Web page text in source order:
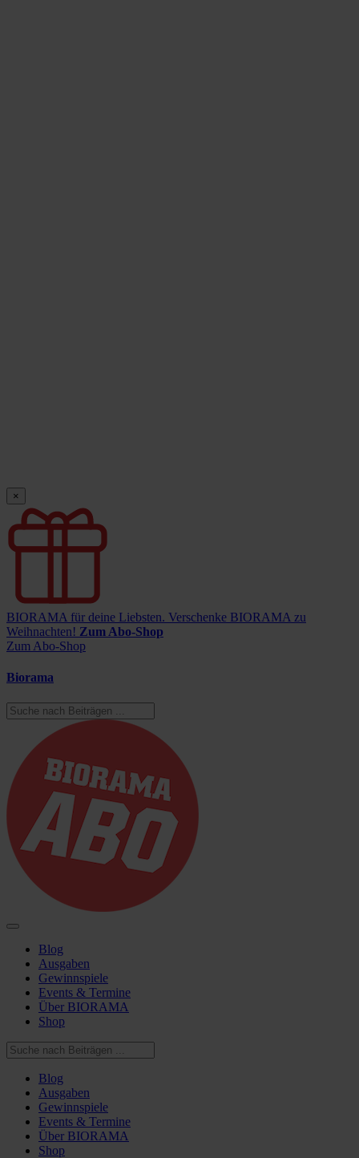
×
BIORAMA für deine Liebsten. Verschenke BIORAMA zu
Weihnachten! Zum Abo-Shop
Zum Abo-Shop
Biorama
Blog
Ausgaben
Gewinnspiele
Events & Termine
Über BIORAMA
Shop
Blog
Ausgaben
Gewinnspiele
Events & Termine
Über BIORAMA
Shop